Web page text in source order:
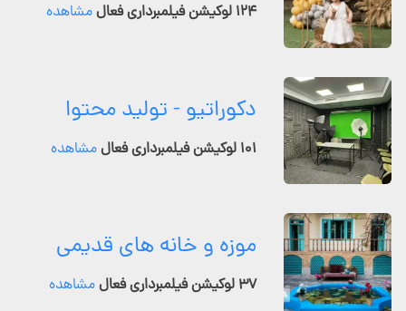
۱۲۴ لوکیشن فیلمبرداری فعال مشاهده
دکوراتیو - تولید محتوا
۱۰۱ لوکیشن فیلمبرداری فعال مشاهده
موزه و خانه های قدیمی
۳۷ لوکیشن فیلمبرداری فعال مشاهده